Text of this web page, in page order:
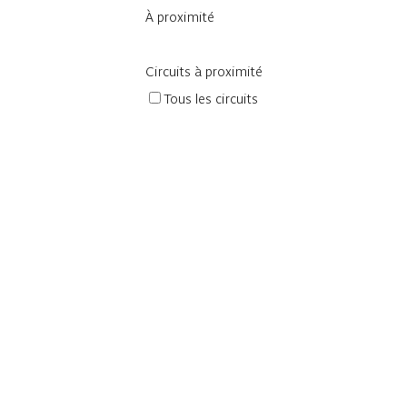
À proximité
Circuits à proximité
Tous les circuits